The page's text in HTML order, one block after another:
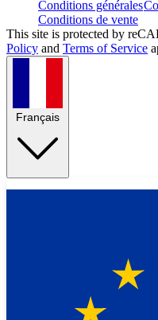
Conditions générales
Conditions de vente
This site is protected by
Policy and Terms of Service
Français